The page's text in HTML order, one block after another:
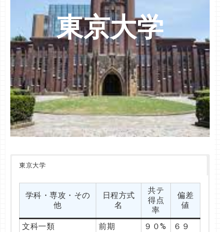
東京大学
東京大学
学科・専攻・その
他
日程方式
名
共テ
得点
率
偏差
値
文科一類 前期 ９０%
６９